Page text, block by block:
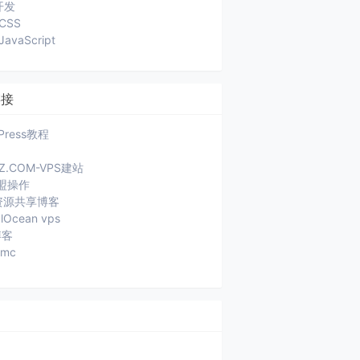
发
教程
VPS建站
操作
共享博客
vps